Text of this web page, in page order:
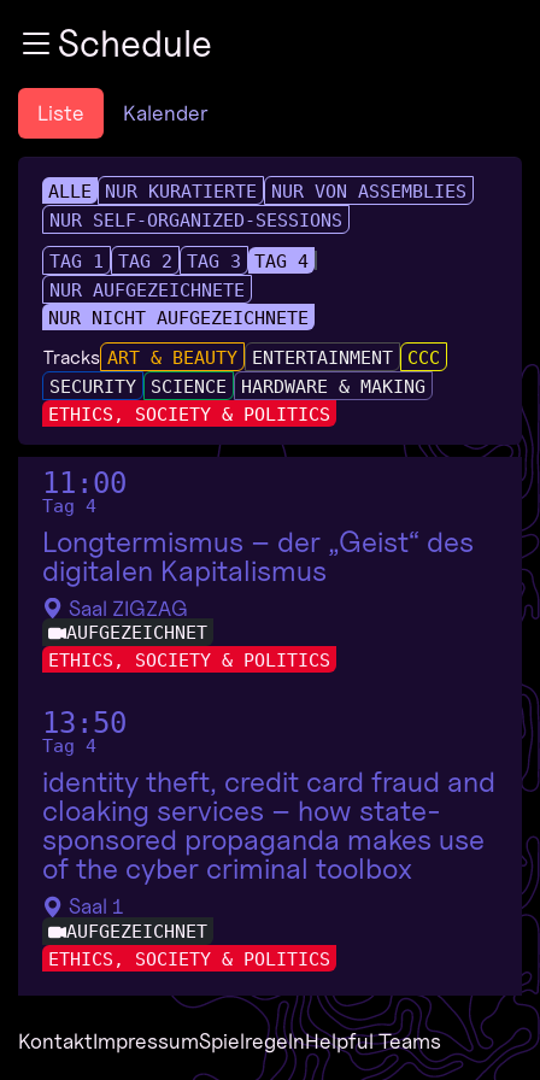
Zum InhaltSchedule
Liste Kalender
ALLE NUR KURATIERTE
NUR VON ASSEMBLIES
NUR SELF-ORGANIZED-SESSIONS
TAG 1
TAG 2 TAG 3
TAG 4
NUR AUFGEZEICHNETE
NUR NICHT AUFGEZEICHNETE
Tracks ART & BEAUTY ENTERTAINMENT
CCC
SECURITY
SCIENCE
HARDWARE & MAKING
ETHICS, SOCIETY & POLITICS
11:00
Tag 4
Longtermismus – der „Geist“ des
digitalen Kapitalismus
Saal ZIGZAG
AUFGEZEICHNET
ETHICS, SOCIETY & POLITICS
13:50
Tag 4
identity theft, credit card fraud and
cloaking services – how state-
sponsored propaganda makes use
of the cyber criminal toolbox
Saal 1
AUFGEZEICHNET
ETHICS, SOCIETY & POLITICS
KontaktImpressumSpielregelnHelpful Teams